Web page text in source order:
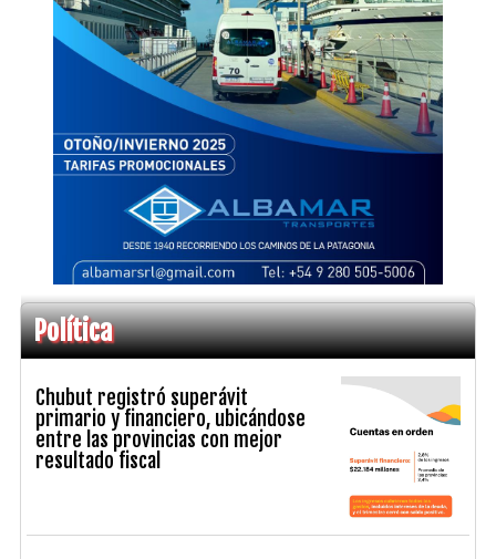
Política
Chubut registró superávit
primario y financiero, ubicándose
entre las provincias con mejor
resultado fiscal